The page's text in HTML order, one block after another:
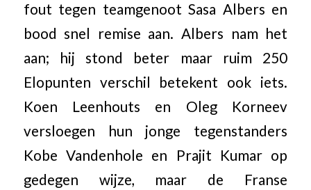
fout tegen teamgenoot Sasa Albers en
bood snel remise aan. Albers nam het
aan; hij stond beter maar ruim 250
Elopunten verschil betekent ook iets.
Koen Leenhouts en Oleg Korneev
versloegen hun jonge tegenstanders
Kobe Vandenhole en Prajit Kumar op
gedegen wijze, maar de Franse